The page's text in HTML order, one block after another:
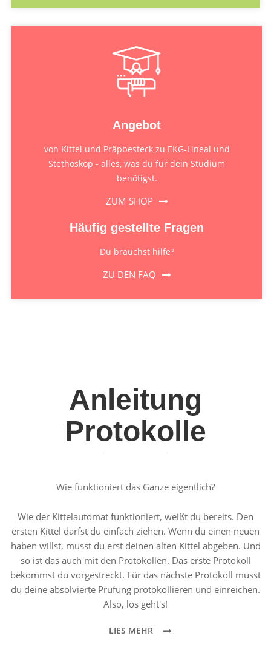
Angebot
von Kittel und Präpbesteck zu EKG-Lineal und
Stethoskop - alles, was du für dein Studium
benötigst.
ZUM SHOP
Häufig gestellte Fragen
Du brauchst hilfe?
ZU DEN FAQ
Anleitung
Protokolle
Wie funktioniert das Ganze eigentlich?
Wie der Kittelautomat funktioniert, weißt du bereits. Den
ersten Kittel darfst du einfach ziehen. Wenn du einen neuen
haben willst, musst du erst deinen alten Kittel abgeben. Und
so ist das auch mit den Protokollen. Das erste Protokoll
bekommst du vorgestreckt. Für das nächste Protokoll musst
du deine absolvierte Prüfung protokollieren und einreichen.
Also, los geht's!
LIES MEHR